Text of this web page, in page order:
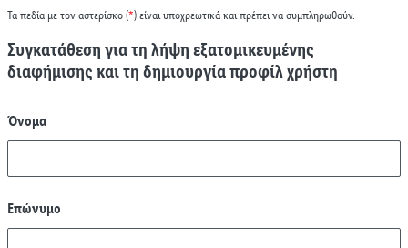
Τα πεδία με τον αστερίσκο (*) είναι υποχρεωτικά και πρέπει να συμπληρωθούν.
Συγκατάθεση για τη λήψη εξατομικευμένης
διαφήμισης και τη δημιουργία προφίλ χρήστη
Όνομα
Επώνυμο